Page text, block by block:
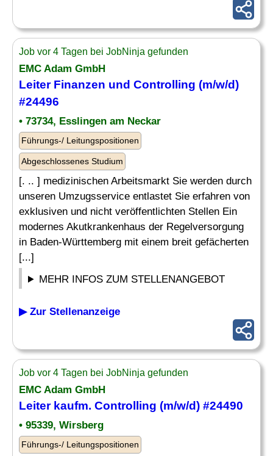
Job vor 4 Tagen bei JobNinja gefunden
EMC Adam GmbH
LeiterFinanzen und Controlling (m/w/d)
#24496
• 73734, Esslingen am Neckar
Führungs-/ Leitungspositionen
Abgeschlossenes Studium
[. .. ] medizinischen Arbeitsmarkt Sie werden durch
unseren Umzugsservice entlastet Sie erfahren von
exklusiven und nicht veröffentlichten Stellen Ein
modernes Akutkrankenhaus der Regelversorgung
in Baden-Württemberg mit einem breit gefächerten
[...]
MEHR INFOS ZUM STELLENANGEBOT
▶ Zur Stellenanzeige
Job vor 4 Tagen bei JobNinja gefunden
EMC Adam GmbH
Leiterkaufm. Controlling (m/w/d) #24490
• 95339, Wirsberg
Führungs-/ Leitungspositionen